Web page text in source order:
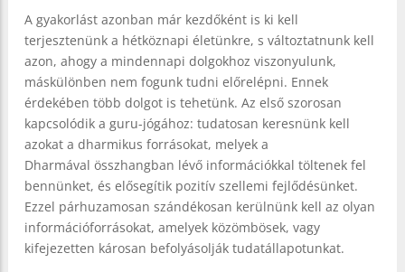
A gyakorlást azonban már kezdőként is ki kell
terjesztenünk a hétköznapi életünkre, s változtatnunk kell
azon, ahogy a mindennapi dolgokhoz viszonyulunk,
máskülönben nem fogunk tudni előrelépni. Ennek
érdekében több dolgot is tehetünk. Az első szorosan
kapcsolódik a guru-jógához: tudatosan keresnünk kell
azokat a dharmikus forrásokat, melyek a
Dharmával összhangban lévő információkkal töltenek fel
bennünket, és elősegítik pozitív szellemi fejlődésünket.
Ezzel párhuzamosan szándékosan kerülnünk kell az olyan
információforrásokat, amelyek közömbösek, vagy
kifejezetten károsan befolyásolják tudatállapotunkat.